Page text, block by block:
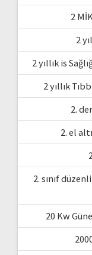
2
2
2 yıllık is
2 yıllık
2.
2. el
2. sınıf
20 Kw